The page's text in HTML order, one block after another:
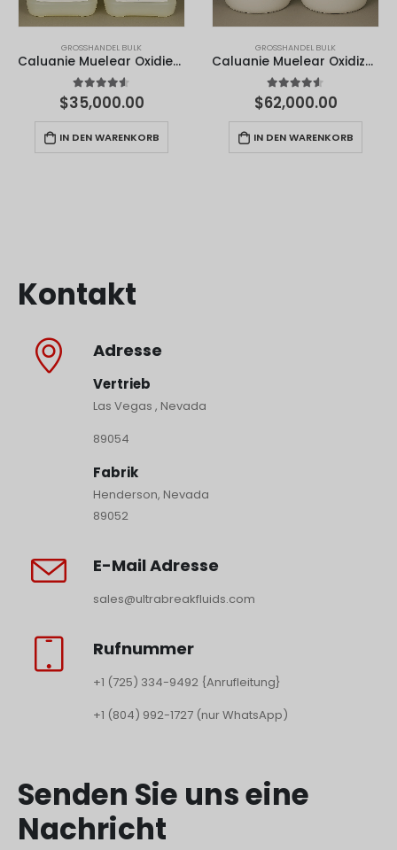
GROSSHANDEL BULK
Caluanie Muelear Oxidieren - 50 Liter
4.50von 5
$35,000.00
IN DEN WARENKORB
GROSSHANDEL BULK
Caluanie Muelear Oxidize - 100 Liter
4.50von 5
$62,000.00
IN DEN WARENKORB
Kontakt
Adresse
Vertrieb
Las Vegas , Nevada
89054
Fabrik
Henderson, Nevada
89052
E-Mail Adresse
sales@ultrabreakfluids.com
Rufnummer
+1 (725) 334-9492 {Anrufleitung}
+1 (804) 992-1727 (nur WhatsApp)
Senden Sie uns eine
Nachricht